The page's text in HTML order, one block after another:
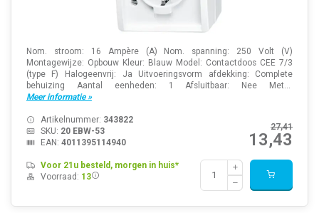
Nom. stroom: 16 Ampère (A) Nom. spanning: 250 Volt (V)
Montagewijze: Opbouw Kleur: Blauw Model: Contactdoos CEE 7/3
(type F) Halogeenvrij: Ja Uitvoeringsvorm afdekking: Complete
behuizing Aantal eenheden: 1 Afsluitbaar: Nee Met...
Meer informatie »
27,41
13,43
Artikelnummer: 343822
SKU: 20 EBW-53
EAN: 4011395114940
Voor 21u besteld, morgen in huis*
Voorraad: 13